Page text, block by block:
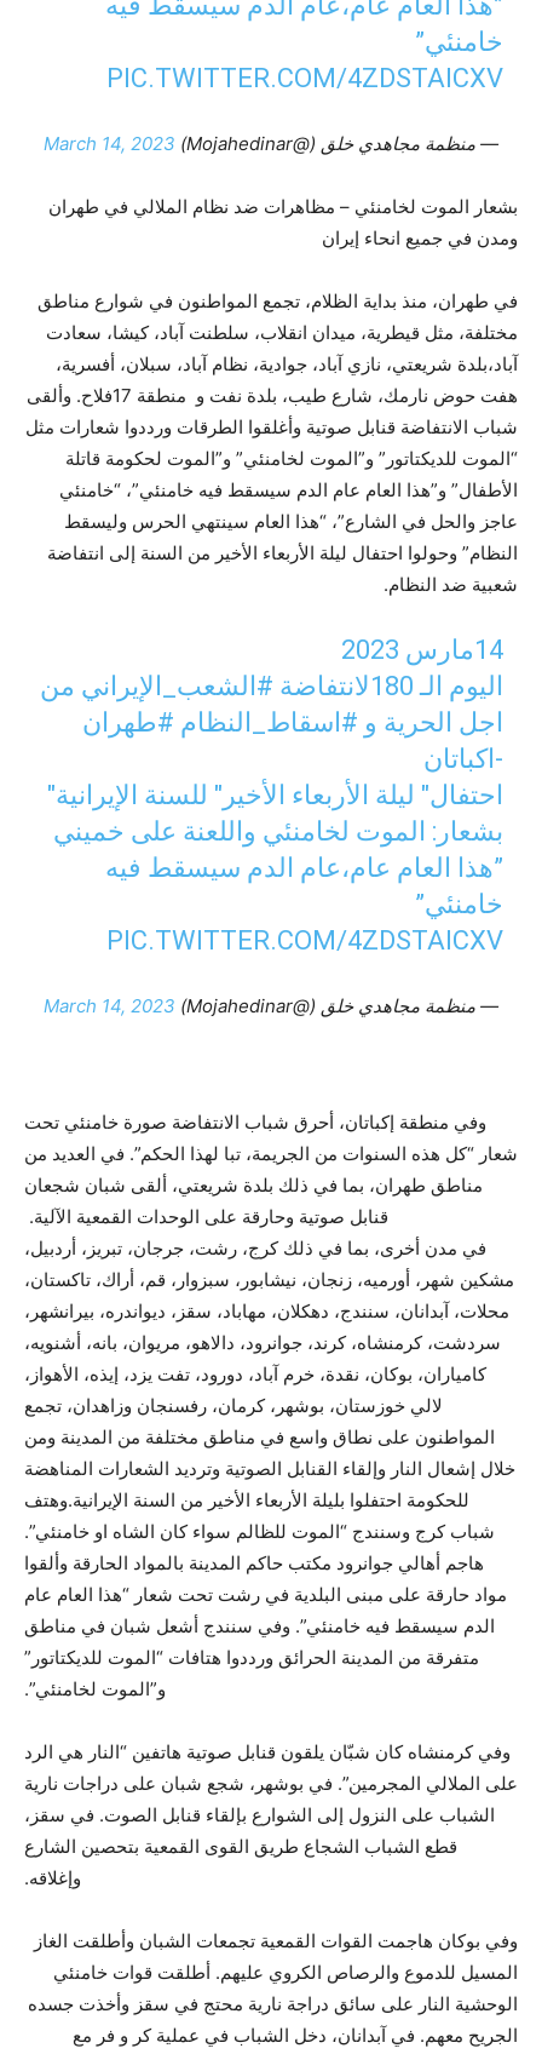
خامنئي”
PIC.TWITTER.COM/4ZDSTAICXV
— منظمة مجاهدي خلق (@Mojahedinar) March 14, 2023
بشعار الموت لخامنئي – مظاهرات ضد نظام الملالي في طهران
ومدن في جميع انحاء إيران
في طهران، منذ بداية الظلام، تجمع المواطنون في شوارع مناطق
مختلفة، مثل قيطرية، ميدان انقلاب، سلطنت آباد، كيشا، سعادت
آباد،بلدة شريعتي، نازي آباد، جوادية، نظام آباد، سبلان، أفسرية،
هفت حوض نارمك، شارع طيب، بلدة نفت و منطقة 17فلاح. وألقى
شباب الانتفاضة قنابل صوتية وأغلقوا الطرقات ورددوا شعارات مثل
“الموت للديكتاتور” و”الموت لخامنئي” و”الموت لحكومة قاتلة
الأطفال” و”هذا العام عام الدم سيسقط فيه خامنئي”، “خامنئي
عاجز والحل في الشارع”، “هذا العام سينتهي الحرس وليسقط
النظام” وحولوا احتفال ليلة الأربعاء الأخير من السنة إلى انتفاضة
شعبية ضد النظام.
14مارس 2023
اليوم الـ 180لانتفاضة
#الشعب_الإيراني من
اجل الحرية و #اسقاط_النظام #طهران
-اکباتان
احتفال" ليلة الأربعاء الأخير" للسنة الإيرانية"
بشعار: الموت لخامنئي واللعنة على خميني
”هذا العام عام،عام الدم سيسقط فيه
خامنئي”
PIC.TWITTER.COM/4ZDSTAICXV
— منظمة مجاهدي خلق (@Mojahedinar) March 14, 2023
وفي منطقة إكباتان، أحرق شباب الانتفاضة صورة خامنئي تحت
شعار “كل هذه السنوات من الجريمة، تبا لهذا الحكم”. في العديد من
مناطق طهران، بما في ذلك بلدة شريعتي، ألقى شبان شجعان
قنابل صوتية وحارقة على الوحدات القمعية الآلية.
في مدن أخرى، بما في ذلك كرج، رشت، جرجان، تبريز، أردبيل،
مشكين شهر، أورميه، زنجان، نيشابور، سبزوار، قم، أراك، تاكستان،
محلات، آبدانان، سنندج، دهكلان، مهاباد، سقز، ديواندره، بيرانشهر،
سردشت، كرمنشاه، كرند، جوانرود، دالاهو، مريوان، بانه، أشنويه،
كامياران، بوكان، نقدة، خرم آباد، دورود، تفت يزد، إيذه، الأهواز،
لالي خوزستان، بوشهر، كرمان، رفسنجان وزاهدان، تجمع
المواطنون على نطاق واسع في مناطق مختلفة من المدينة ومن
خلال إشعال النار وإلقاء القنابل الصوتية وترديد الشعارات المناهضة
للحكومة احتفلوا بليلة الأربعاء الأخير من السنة الإيرانية.وهتف
شباب كرج وسنندج “الموت للظالم سواء كان الشاه او خامنئي”.
هاجم أهالي جوانرود مكتب حاكم المدينة بالمواد الحارقة وألقوا
مواد حارقة على مبنى البلدية في رشت تحت شعار “هذا العام عام
الدم سيسقط فيه خامنئي”. وفي سنندج أشعل شبان في مناطق
متفرقة من المدينة الحرائق ورددوا هتافات “الموت للديكتاتور”
و”الموت لخامنئي”.
وفي كرمنشاه كان شبّان يلقون قنابل صوتية هاتفين “النار هي الرد
على الملالي المجرمين”. في بوشهر، شجع شبان على دراجات نارية
الشباب على النزول إلى الشوارع بإلقاء قنابل الصوت. في سقز،
قطع الشباب الشجاع طريق القوى القمعية بتحصين الشارع
وإغلاقه.
وفي بوكان هاجمت القوات القمعية تجمعات الشبان وأطلقت الغاز
المسيل للدموع والرصاص الكروي عليهم. أطلقت قوات خامنئي
الوحشية النار على سائق دراجة نارية محتج في سقز وأخذت جسده
الجريح معهم. في آبدانان، دخل الشباب في عملية كر و فر مع